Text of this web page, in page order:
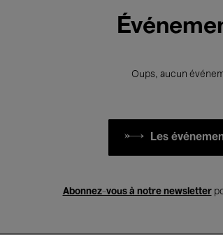
Oups, aucun
Les
Abonnez-vous à notre newsletter